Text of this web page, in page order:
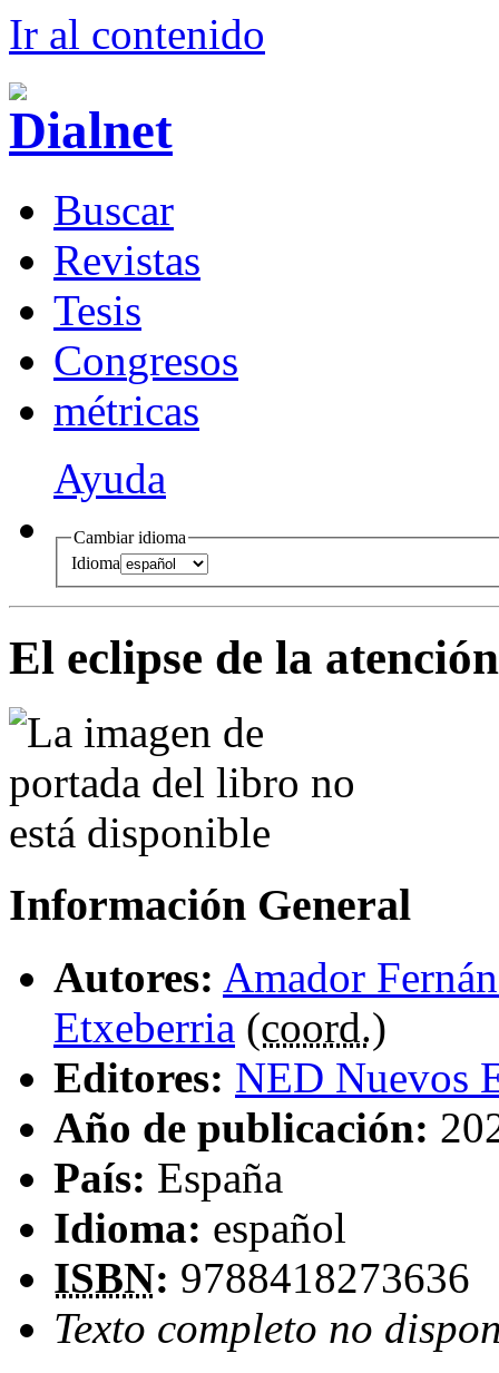
Ir al contenido
Buscar
Revistas
Tesis
Congresos
métricas
Ayuda
Cambiar idioma
Idioma
El eclipse de la atención
Información General
Autores: Amador
Etxeberria (coord.)
Editores: NED Nuevos
Año de publicación:
País: España
Idioma: español
ISBN: 9788418273636
Texto completo no